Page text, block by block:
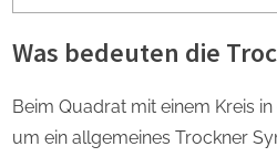
Was bedeuten die
Beim Quadrat mit einem Kreis
um ein allgemeines Trockner